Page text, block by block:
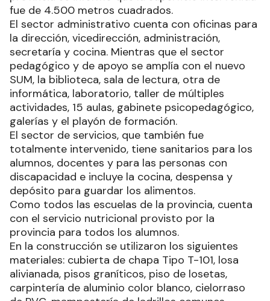
fue de 4.500 metros cuadrados.
El sector administrativo cuenta con oficinas para
la dirección, vicedirección, administración,
secretaría y cocina. Mientras que el sector
pedagógico y de apoyo se amplía con el nuevo
SUM, la biblioteca, sala de lectura, otra de
informática, laboratorio, taller de múltiples
actividades, 15 aulas, gabinete psicopedagógico,
galerías y el playón de formación.
El sector de servicios, que también fue
totalmente intervenido, tiene sanitarios para los
alumnos, docentes y para las personas con
discapacidad e incluye la cocina, despensa y
depósito para guardar los alimentos.
Como todos las escuelas de la provincia, cuenta
con el servicio nutricional provisto por la
provincia para todos los alumnos.
En la construcción se utilizaron los siguientes
materiales: cubierta de chapa Tipo T-101, losa
alivianada, pisos graníticos, piso de losetas,
carpintería de aluminio color blanco, cielorraso